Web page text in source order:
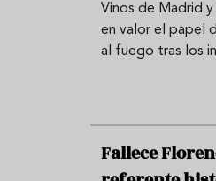
Vinos de Madrid
en valor el papel
al fuego tras los
Fallece